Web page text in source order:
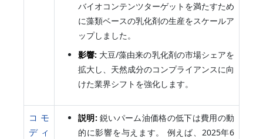
バイオコンテンツターゲットを満たすため
に藻類ベースの乳化剤の生産をスケールア
ップしました。
影響: 大豆/藻由来の乳化剤の市場シェアを
拡大し、天然成分のコンプライアンスに向
けた業界シフトを強化します。
コモ
ディ
説明: 鋭いパーム油価格の低下は費用の動
的に影響を与えます。 例えば、2025年6